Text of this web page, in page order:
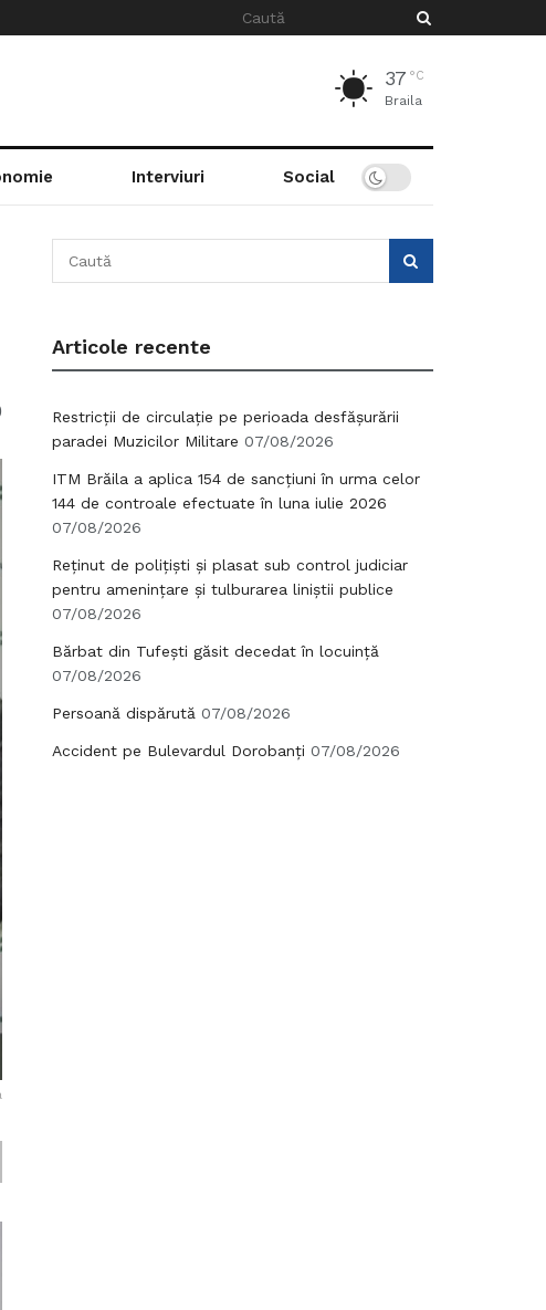
37 °C
Braila
Interviuri Social
Articole recente
Restricții de circulație pe perioada desfășurării
paradei Muzicilor Militare 07/08/2026
ITM Brăila a aplica 154 de sancțiuni în urma celor
144 de controale efectuate în luna iulie 2026
07/08/2026
Reținut de polițiști și plasat sub control judiciar
pentru amenințare și tulburarea liniștii publice
07/08/2026
Bărbat din Tufești găsit decedat în locuință
07/08/2026
Persoană dispărută 07/08/2026
Accident pe Bulevardul Dorobanți 07/08/2026